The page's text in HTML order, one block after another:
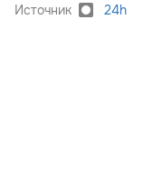
Источник 24h